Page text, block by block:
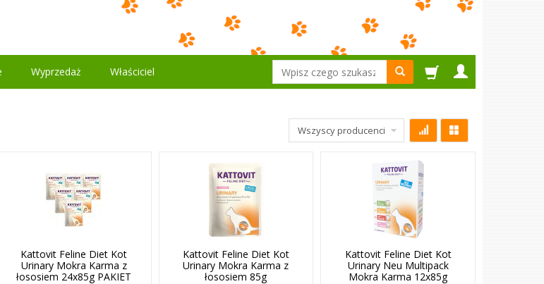
Wyszukaj
Wyprzedaż Właściciel
Kattovit Feline Diet Kot
Urinary Mokra Karma z
łososiem 24x85g PAKIET
Kattovit Feline Diet Kot
Urinary Mokra Karma z
łososiem 85g
Kattovit Feline Diet Kot
Urinary Neu Multipack
Mokra Karma 12x85g